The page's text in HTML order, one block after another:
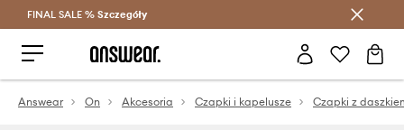
Oszczędzaj z Answear Club >
FINAL SALE % Szczegóły
Answear On Akcesoria Czapki i kapelusze Czapki z